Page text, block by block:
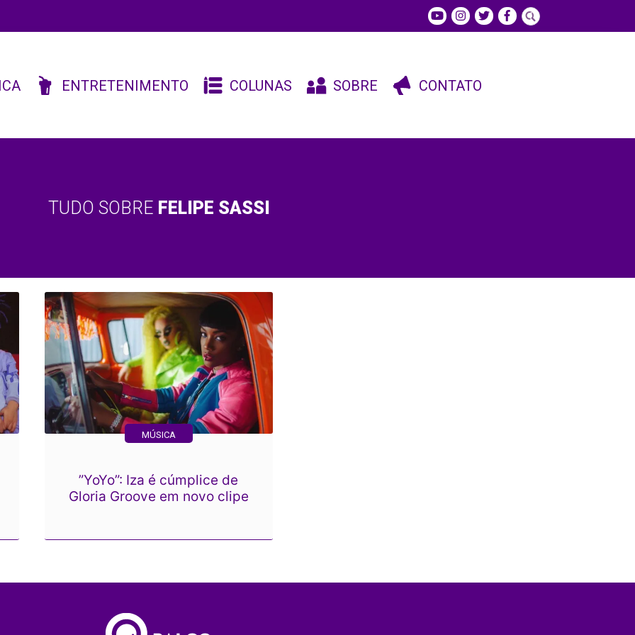
ENTRETENIMENTO COLUNAS SOBRE CONTATO
TUDO SOBRE FELIPE SASSI
MÚSICA
”YoYo”: Iza é cúmplice de
Gloria Groove em novo clipe